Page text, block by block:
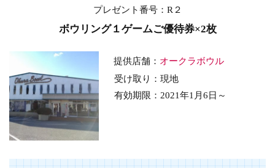
プレゼント番号：R２
ボウリング１ゲームご優待券×2枚
提供店舗： オークラボウル
受け取り：現地
有効期限：2021年1月6日～